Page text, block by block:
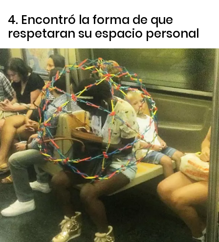
4. Encontró la forma de que
respetaran su espacio personal